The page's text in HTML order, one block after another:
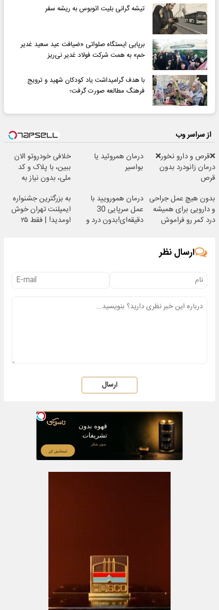
تیشه گرانی بلیت اتوبوس به ریشه سفر
برپایی ایستگاه صلواتی «ضیافت عید سعید غدیر
خم» به همت شرکت فولاد غدیر نی‌ریز
با هدف گرامیداشت یاد کودکان شهید و ترویج
فرهنگ مطالعه صورت گرفت؛
از سراسر وب
❌قرص‌ و دارو نخور❌
درمان زانودرد بدون
قرص
درمان همروئید یا
بواسیر
خلافی خودروتو الان
ببین، با پلاک و کد
ملی، بدون نیاز به
بدون هیچ عمل جراحی
و دارویی برای همیشه
درد کمر رو فراموش
درمان همورویید با
عمل سرپایی 30
دقیقه‌ای!بدون درد و
به بزرگترین جشنواره
ایمپلنت تهران خوش
اومدید! | فقط ۲۵
ارسال نظر
ارسال